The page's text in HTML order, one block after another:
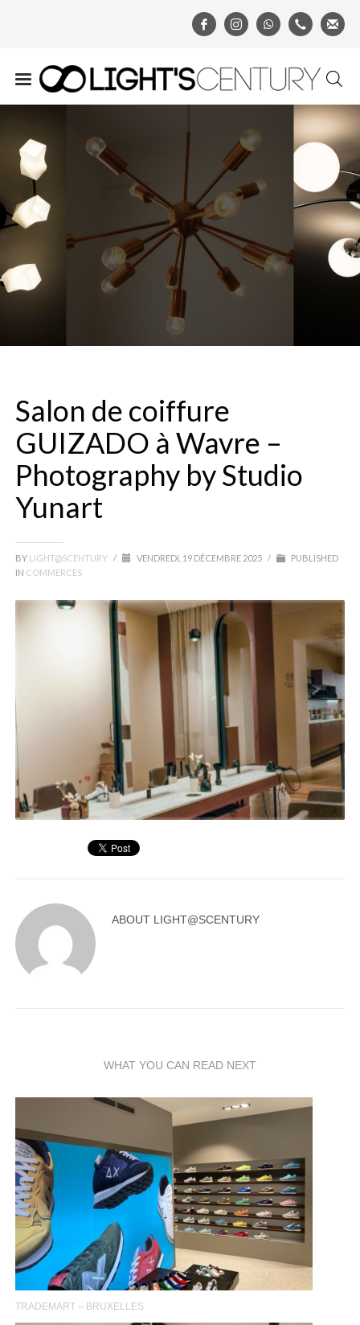
Salon de coiffure
GUIZADO à Wavre –
Photography by Studio
Yunart
BY LIGHT@SCENTURY / VENDREDI, 19 DÉCEMBRE 2025 /
PUBLISHED
IN COMMERCES
ABOUT LIGHT@SCENTURY
WHAT YOU CAN READ NEXT
TRADEMART – BRUXELLES